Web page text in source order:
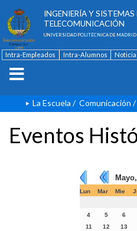
INGENIERÍA Y SISTEMAS
TELECOMUNICACIÓN
UNIVERSIDAD POLITÉCNICA DE MADRID
Intra-Empleados Intra-Alumnos
La Escuela / Comunicación /
Eventos
Lun Mar Mie
4
5 6
11
12 13